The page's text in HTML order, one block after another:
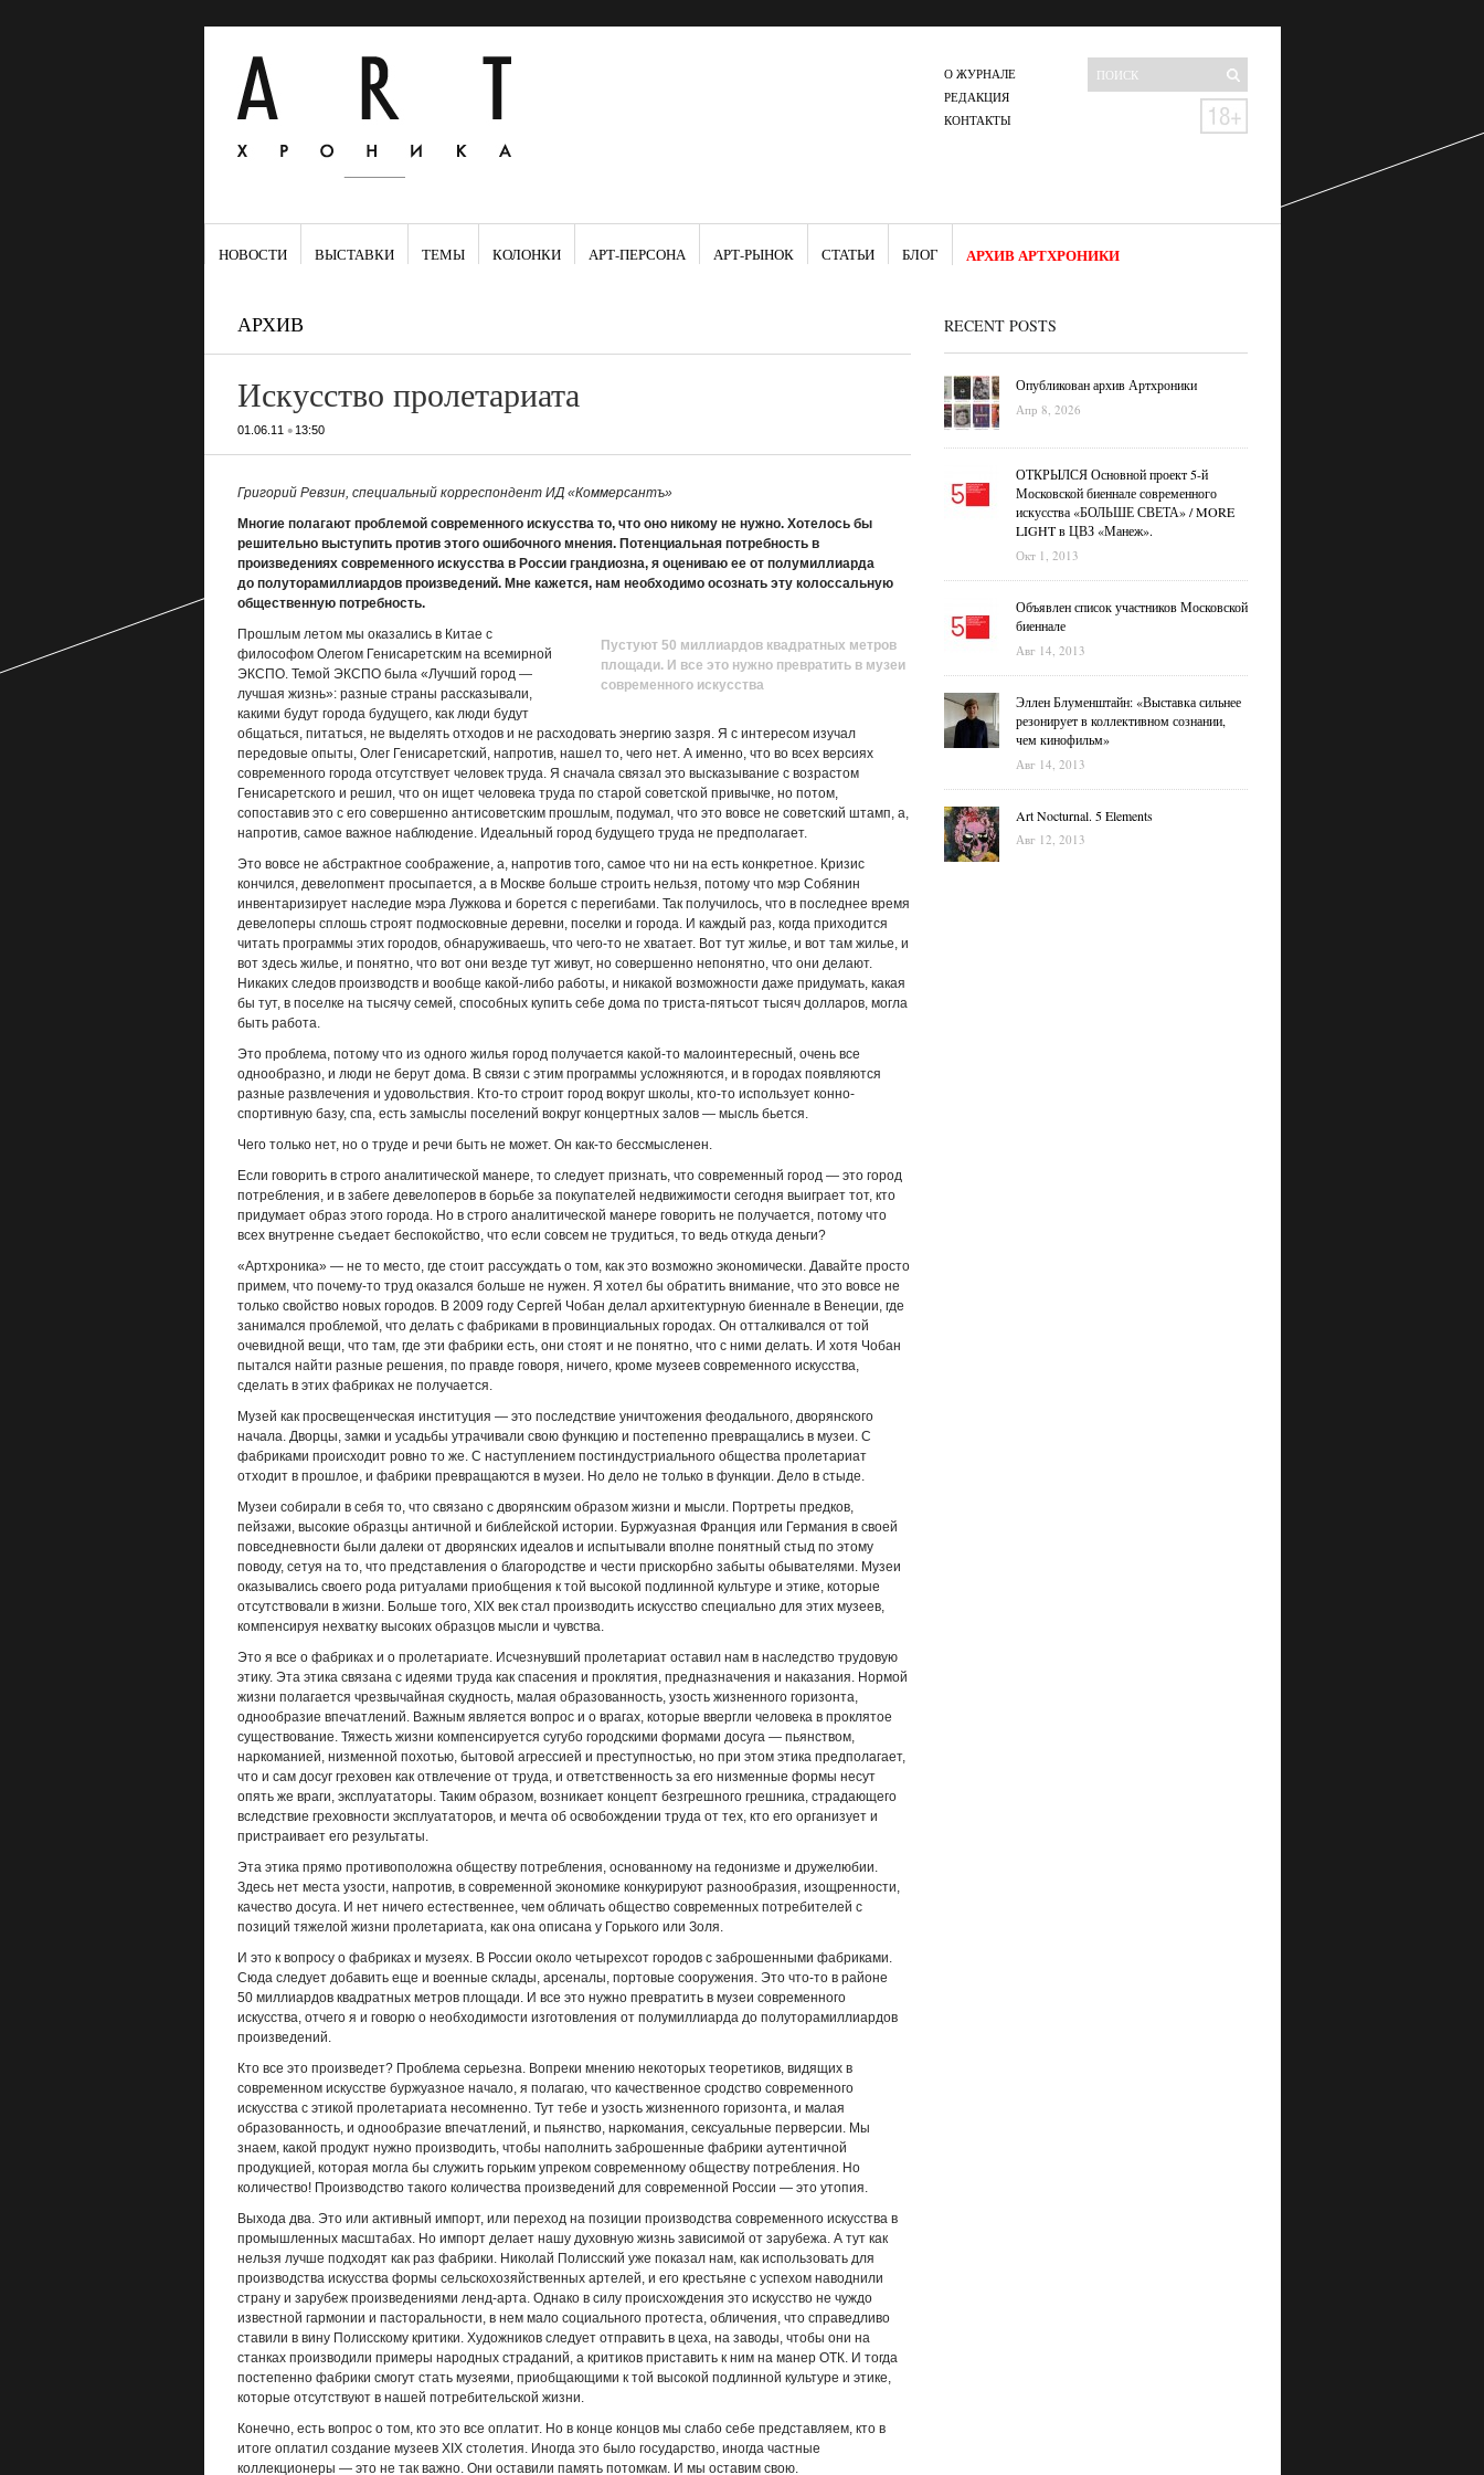
О ЖУРНАЛЕ
РЕДАКЦИЯ
КОНТАКТЫ
НОВОСТИ ВЫСТАВКИ ТЕМЫ КОЛОНКИ АРТ-ПЕРСОНА АРТ-РЫНОК СТАТЬИ БЛОГ АРХИВ АРТХРОНИКИ
АРХИВ
Искусство пролетариата
01.06.11• 13:50
Григорий Ревзин, специальный корреспондент ИД «Коммерсантъ»
Многие полагают проблемой современного искусства то, что оно никому не нужно. Хотелось бы
решительно выступить против этого ошибочного мнения. Потенциальная потребность в
произведениях современного искусства в России грандиозна, я оцениваю ее от полумиллиарда
до полуторамиллиардов произведений. Мне кажется, нам необходимо осознать эту колоссальную
общественную потребность.
Пустуют 50 миллиардов квадратных метров
площади. И все это нужно превратить в музеи
современного искусства
Прошлым летом мы оказались в Китае с
философом Олегом Генисаретским на всемирной
ЭКСПО. Темой ЭКСПО была «Лучший город —
лучшая жизнь»: разные страны рассказывали,
какими будут города будущего, как люди будут
общаться, питаться, не выделять отходов и не расходовать энергию зазря. Я с интересом изучал
передовые опыты, Олег Генисаретский, напротив, нашел то, чего нет. А именно, что во всех версиях
современного города отсутствует человек труда. Я сначала связал это высказывание с возрастом
Генисаретского и решил, что он ищет человека труда по старой советской привычке, но потом,
сопоставив это с его совершенно антисоветским прошлым, подумал, что это вовсе не советский штамп, а,
напротив, самое важное наблюдение. Идеальный город будущего труда не предполагает.
Это вовсе не абстрактное соображение, а, напротив того, самое что ни на есть конкретное. Кризис
кончился, девелопмент просыпается, а в Москве больше строить нельзя, потому что мэр Собянин
инвентаризирует наследие мэра Лужкова и борется с перегибами. Так получилось, что в последнее время
девелоперы сплошь строят подмосковные деревни, поселки и города. И каждый раз, когда приходится
читать программы этих городов, обнаруживаешь, что чего-то не хватает. Вот тут жилье, и вот там жилье, и
вот здесь жилье, и понятно, что вот они везде тут живут, но совершенно непонятно, что они делают.
Никаких следов производств и вообще какой-либо работы, и никакой возможности даже придумать, какая
бы тут, в поселке на тысячу семей, способных купить себе дома по триста-пятьсот тысяч долларов, могла
быть работа.
Это проблема, потому что из одного жилья город получается какой-то малоинтересный, очень все
однообразно, и люди не берут дома. В связи с этим программы усложняются, и в городах появляются
разные развлечения и удовольствия. Кто-то строит город вокруг школы, кто-то использует конно-
спортивную базу, спа, есть замыслы поселений вокруг концертных залов — мысль бьется.
Чего только нет, но о труде и речи быть не может. Он как-то бессмысленен.
Если говорить в строго аналитической манере, то следует признать, что современный город — это город
потребления, и в забеге девелоперов в борьбе за покупателей недвижимости сегодня выиграет тот, кто
придумает образ этого города. Но в строго аналитической манере говорить не получается, потому что
всех внутренне съедает беспокойство, что если совсем не трудиться, то ведь откуда деньги?
«Артхроника» — не то место, где стоит рассуждать о том, как это возможно экономически. Давайте просто
примем, что почему-то труд оказался больше не нужен. Я хотел бы обратить внимание, что это вовсе не
только свойство новых городов. В 2009 году Сергей Чобан делал архитектурную биеннале в Венеции, где
занимался проблемой, что делать с фабриками в провинциальных городах. Он отталкивался от той
очевидной вещи, что там, где эти фабрики есть, они стоят и не понятно, что с ними делать. И хотя Чобан
пытался найти разные решения, по правде говоря, ничего, кроме музеев современного искусства,
сделать в этих фабриках не получается.
Музей как просвещенческая институция — это последствие уничтожения феодального, дворянского
начала. Дворцы, замки и усадьбы утрачивали свою функцию и постепенно превращались в музеи. С
фабриками происходит ровно то же. С наступлением постиндустриального общества пролетариат
отходит в прошлое, и фабрики превращаются в музеи. Но дело не только в функции. Дело в стыде.
Музеи собирали в себя то, что связано с дворянским образом жизни и мысли. Портреты предков,
пейзажи, высокие образцы античной и библейской истории. Буржуазная Франция или Германия в своей
повседневности были далеки от дворянских идеалов и испытывали вполне понятный стыд по этому
поводу, сетуя на то, что представления о благородстве и чести прискорбно забыты обывателями. Музеи
оказывались своего рода ритуалами приобщения к той высокой подлинной культуре и этике, которые
отсутствовали в жизни. Больше того, XIX век стал производить искусство специально для этих музеев,
компенсируя нехватку высоких образцов мысли и чувства.
Это я все о фабриках и о пролетариате. Исчезнувший пролетариат оставил нам в наследство трудовую
этику. Эта этика связана с идеями труда как спасения и проклятия, предназначения и наказания. Нормой
жизни полагается чрезвычайная скудность, малая образованность, узость жизненного горизонта,
однообразие впечатлений. Важным является вопрос и о врагах, которые ввергли человека в проклятое
существование. Тяжесть жизни компенсируется сугубо городскими формами досуга — пьянством,
наркоманией, низменной похотью, бытовой агрессией и преступностью, но при этом этика предполагает,
что и сам досуг греховен как отвлечение от труда, и ответственность за его низменные формы несут
опять же враги, эксплуататоры. Таким образом, возникает концепт безгрешного грешника, страдающего
вследствие греховности эксплуататоров, и мечта об освобождении труда от тех, кто его организует и
пристраивает его результаты.
Эта этика прямо противоположна обществу потребления, основанному на гедонизме и дружелюбии.
Здесь нет места узости, напротив, в современной экономике конкурируют разнообразия, изощренности,
качество досуга. И нет ничего естественнее, чем обличать общество современных потребителей с
позиций тяжелой жизни пролетариата, как она описана у Горького или Золя.
И это к вопросу о фабриках и музеях. В России около четырехсот городов с заброшенными фабриками.
Сюда следует добавить еще и военные склады, арсеналы, портовые сооружения. Это что-то в районе
50 миллиардов квадратных метров площади. И все это нужно превратить в музеи современного
искусства, отчего я и говорю о необходимости изготовления от полумиллиарда до полуторамиллиардов
произведений.
Кто все это произведет? Проблема серьезна. Вопреки мнению некоторых теоретиков, видящих в
современном искусстве буржуазное начало, я полагаю, что качественное сродство современного
искусства с этикой пролетариата несомненно. Тут тебе и узость жизненного горизонта, и малая
образованность, и однообразие впечатлений, и пьянство, наркомания, сексуальные перверсии. Мы
знаем, какой продукт нужно производить, чтобы наполнить заброшенные фабрики аутентичной
продукцией, которая могла бы служить горьким упреком современному обществу потребления. Но
количество! Производство такого количества произведений для современной России — это утопия.
Выхода два. Это или активный импорт, или переход на позиции производства современного искусства в
промышленных масштабах. Но импорт делает нашу духовную жизнь зависимой от зарубежа. А тут как
нельзя лучше подходят как раз фабрики. Николай Полисский уже показал нам, как использовать для
производства искусства формы сельскохозяйственных артелей, и его крестьяне с успехом наводнили
страну и зарубеж произведениями ленд-арта. Однако в силу происхождения это искусство не чуждо
известной гармонии и пасторальности, в нем мало социального протеста, обличения, что справедливо
ставили в вину Полисскому критики. Художников следует отправить в цеха, на заводы, чтобы они на
станках производили примеры народных страданий, а критиков приставить к ним на манер ОТК. И тогда
постепенно фабрики смогут стать музеями, приобщающими к той высокой подлинной культуре и этике,
которые отсутствуют в нашей потребительской жизни.
Конечно, есть вопрос о том, кто это все оплатит. Но в конце концов мы слабо себе представляем, кто в
итоге оплатил создание музеев XIX столетия. Иногда это было государство, иногда частные
коллекционеры — это не так важно. Они оставили память потомкам. И мы оставим свою.
RECENT POSTS
Опубликован архив Артхроники
Апр 8, 2026
ОТКРЫЛСЯ Основной проект 5-й
Московской биеннале современного
искусства «БОЛЬШЕ СВЕТА» / MORE
LIGHT в ЦВЗ «Манеж».
Окт 1, 2013
Объявлен список участников Московской
биеннале
Авг 14, 2013
Эллен Блуменштайн: «Выставка сильнее
резонирует в коллективном сознании,
чем кинофильм»
Авг 14, 2013
Art Nocturnal. 5 Elements
Авг 12, 2013